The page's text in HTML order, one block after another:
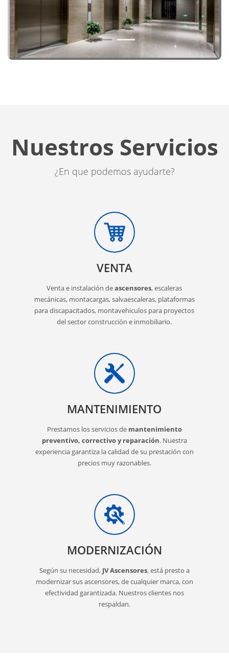
1 2
Nuestros Servicios
¿En que podemos ayudarte?
VENTA
Venta e instalación deascensores, escaleras
mecánicas, montacargas, salvaescaleras, plataformas
para discapacitados, montavehiculos para proyectos
del sector construcción e inmobiliario.
MANTENIMIENTO
Prestamos los servicios de mantenimiento
preventivo, correctivo y reparación. Nuestra
experiencia garantiza la calidad de su prestación con
precios muy razonables.
MODERNIZACIÓN
Según su necesidad, JV Ascensores, está presto a
modernizar sus ascensores, de cualquier marca, con
efectividad garantizada. Nuestros clientes nos
respaldan.